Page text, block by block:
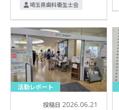
埼玉県歯科衛生士会
活動レポート
投稿日 2026.06.21